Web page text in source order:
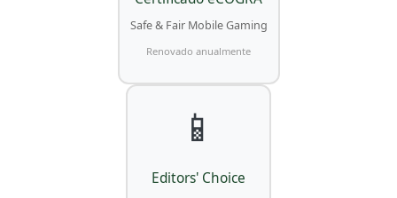
Safe & Fair Mobile Gaming
Renovado anualmente
📱
Editors' Choice